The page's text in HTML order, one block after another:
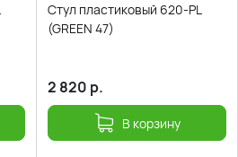
Стул пластиковый 620-PL
(GREEN 47)
2 820 р.
В корзину